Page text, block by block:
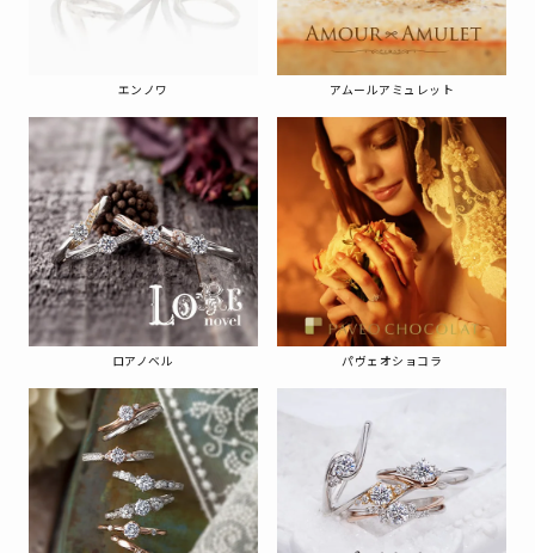
エンノワ アムールアミュレット
ロアノベル パヴェオショコラ